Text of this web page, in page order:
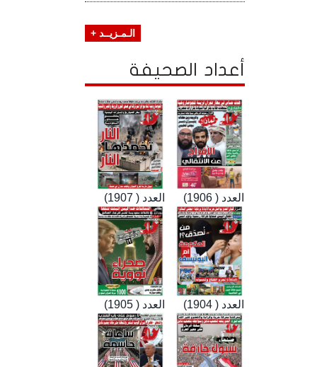
الـمـزيــد +
أعداد الصحيفة
العدد ( 1907) العدد ( 1906)
العدد ( 1905) العدد ( 1904)